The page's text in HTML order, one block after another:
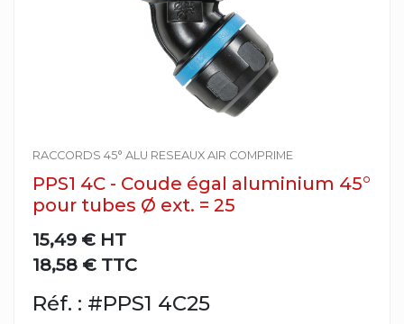
RACCORDS 45° ALU RESEAUX AIR COMPRIME
PPS1 4C - Coude égal aluminium 45°
pour tubes Ø ext. = 25
15,49 € HT
18,58 € TTC
Réf. : #PPS1 4C25